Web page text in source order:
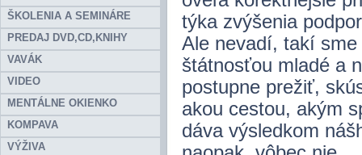
ŠKOLENIA A SEMINÁRE
PREDAJ DVD,CD,KNIHY
VAVÁK
VIDEO
MENTÁLNE OKIENKO
KOMPAVA
VÝŽIVA
týka zvýšenia
Ale nevadí, takí
štátnosťou mladé a
postupne prežiť,
akou cestou, akým
dáva výsledkom